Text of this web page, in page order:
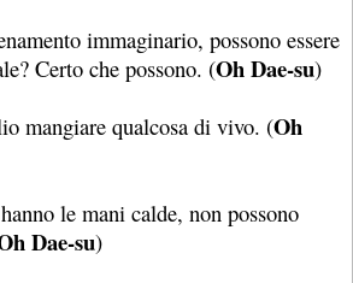
immaginario, possono essere
Certo che possono. (Oh Dae-su)
mangiare qualcosa di vivo. (Oh
le mani calde, non possono
Dae-su)